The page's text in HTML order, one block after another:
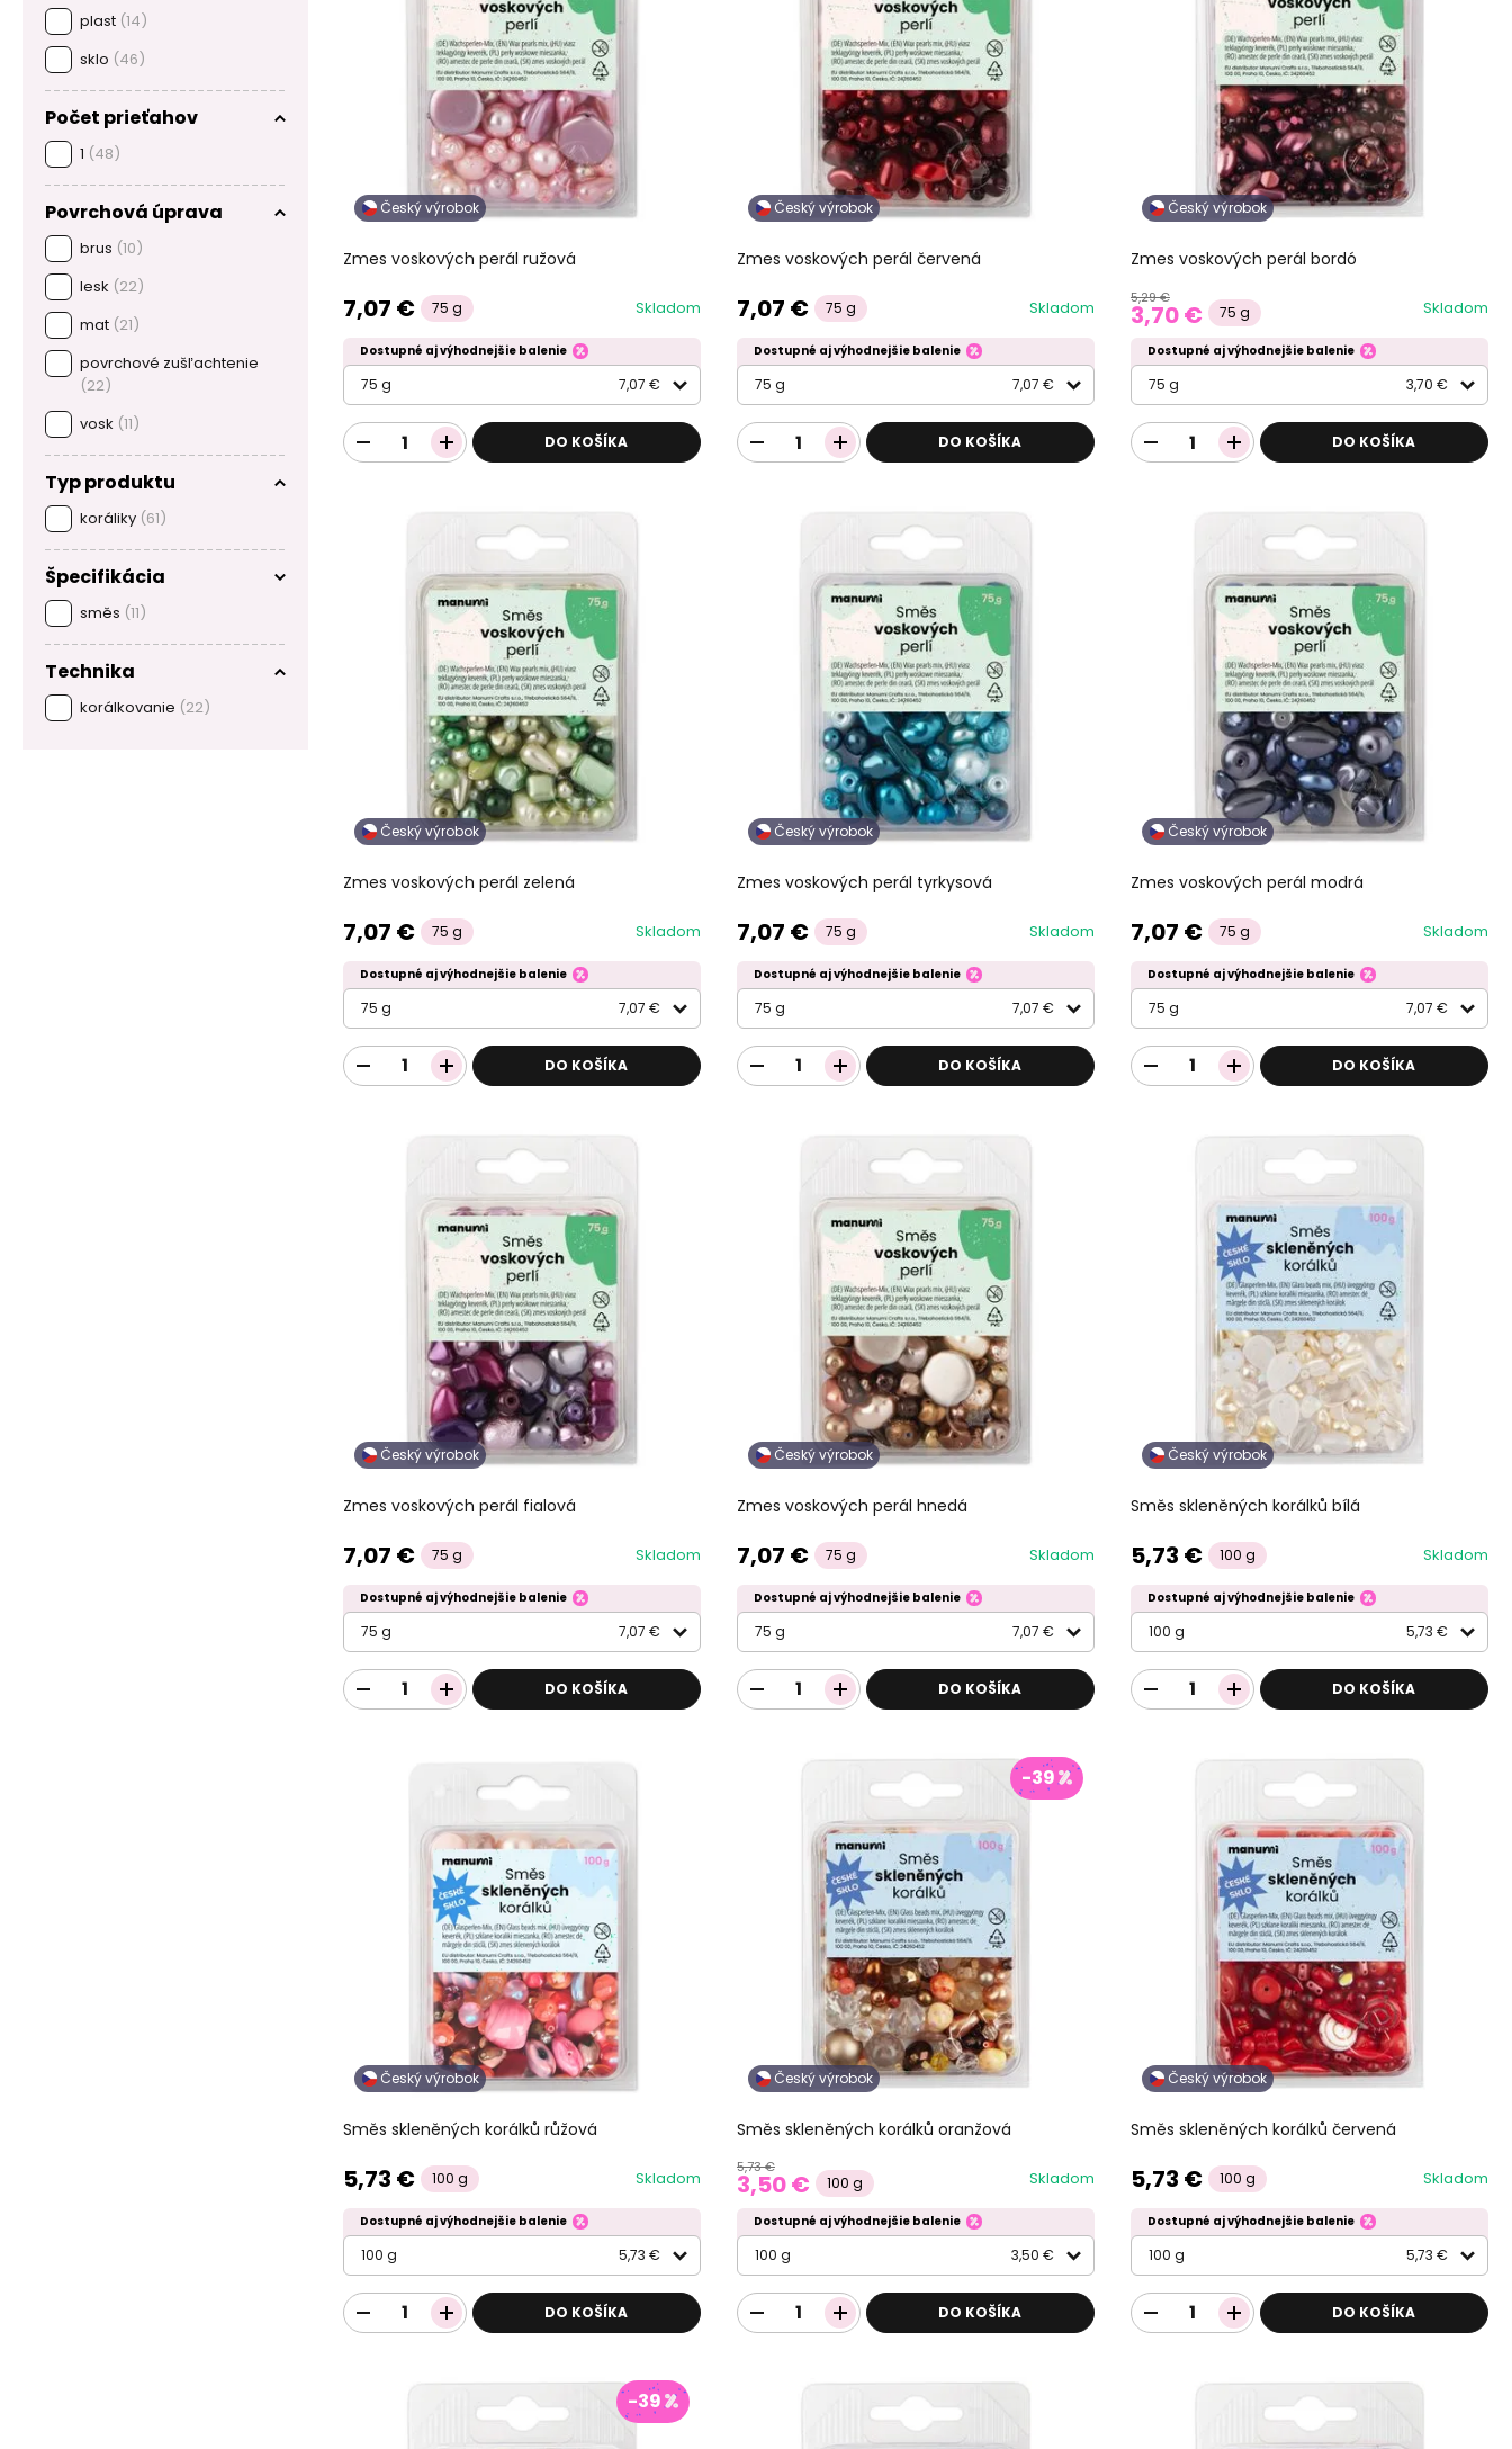
plast (14)
sklo (46)
Počet prieťahov
1 (48)
Povrchová úprava
brus (10)
lesk (22)
mat (21)
povrchové zušľachtenie
(22)
vosk (11)
Typ produktu
koráliky (61)
Špecifikácia
směs (11)
Technika
korálkovanie (22)
Český výrobok
Zmes voskových perál ružová
7,07 € 75 g Skladom
Dostupné aj výhodnejšie balenie
75 g 7,07 €
DO KOŠÍKA
Český výrobok
Zmes voskových perál červená
7,07 € 75 g Skladom
Dostupné aj výhodnejšie balenie
75 g 7,07 €
DO KOŠÍKA
Český výrobok
Zmes voskových perál bordó
5,29 €
3,70 € 75 g Skladom
Dostupné aj výhodnejšie balenie
75 g 3,70 €
DO KOŠÍKA
Český výrobok
Zmes voskových perál zelená
7,07 € 75 g Skladom
Dostupné aj výhodnejšie balenie
75 g 7,07 €
DO KOŠÍKA
Český výrobok
Zmes voskových perál tyrkysová
7,07 € 75 g Skladom
Dostupné aj výhodnejšie balenie
75 g 7,07 €
DO KOŠÍKA
Český výrobok
Zmes voskových perál modrá
7,07 € 75 g Skladom
Dostupné aj výhodnejšie balenie
75 g 7,07 €
DO KOŠÍKA
Český výrobok
Zmes voskových perál fialová
7,07 € 75 g Skladom
Dostupné aj výhodnejšie balenie
75 g 7,07 €
DO KOŠÍKA
Český výrobok
Zmes voskových perál hnedá
7,07 € 75 g Skladom
Dostupné aj výhodnejšie balenie
75 g 7,07 €
DO KOŠÍKA
Český výrobok
Směs skleněných korálků bílá
5,73 € 100 g Skladom
Dostupné aj výhodnejšie balenie
100 g 5,73 €
DO KOŠÍKA
Český výrobok
Směs skleněných korálků růžová
5,73 € 100 g Skladom
Dostupné aj výhodnejšie balenie
100 g 5,73 €
DO KOŠÍKA
Český výrobok
-39
Směs skleněných korálků oranžová
5,73 €
3,50 € 100 g Skladom
Dostupné aj výhodnejšie balenie
100 g 3,50 €
DO KOŠÍKA
Český výrobok
Směs skleněných korálků červená
5,73 € 100 g Skladom
Dostupné aj výhodnejšie balenie
100 g 5,73 €
DO KOŠÍKA
-39